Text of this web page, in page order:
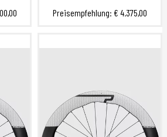
Preisempfehlung:€ 4.375,00